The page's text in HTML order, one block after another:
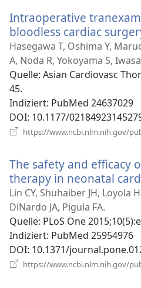
Intraoperative
bloodless cardiac
Hasegawa T, Oshima Y,
A, Noda R, Yokoyama S,
Quelle‎: Asian Cardiovasc
45.
Indiziert‎: PubMed 24637029
DOI‎: 10.1177/
https://www.ncbi.nlm.nih.gov/
The safety and efficacy
therapy in neonatal
Lin CY, Shuhaiber JH, Loyola
DiNardo JA, Pigula FA.
Quelle‎: PLoS One
Indiziert‎: PubMed 25954976
DOI‎: 10.1371/
https://www.ncbi.nlm.nih.gov/